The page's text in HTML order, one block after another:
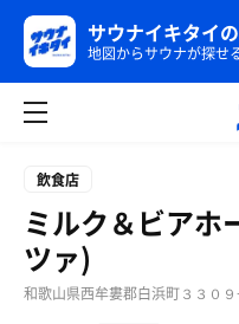
サウナイキタイ
地図からサウナが探せ
飲食店
ミルク＆ビアホ
ツァ)
和歌山県西牟婁郡白浜町３３０